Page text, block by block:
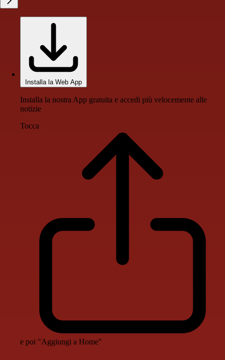
Installa la Web App
Installa la nostra App gratuita e accedi più velocemente alle
notizie
Tocca
e poi "Aggiungi a Home"